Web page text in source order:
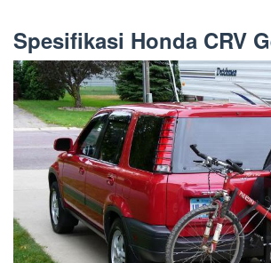
Spesifikasi Honda CRV